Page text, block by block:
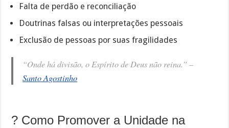
Falta de perdão e reconciliação
Doutrinas falsas ou interpretações pessoais
Exclusão de pessoas por suas fragilidades
“Onde há divisão, o Espírito de Deus não reina.” –
Santo Agostinho
? Como Promover a Unidade na